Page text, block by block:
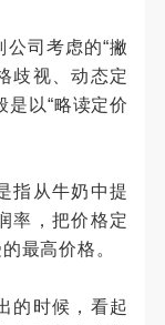
司考虑的“撇
歧视、动态定
以“略读定价
从牛奶中提
率，把价格定
最高价格。
时候，看起